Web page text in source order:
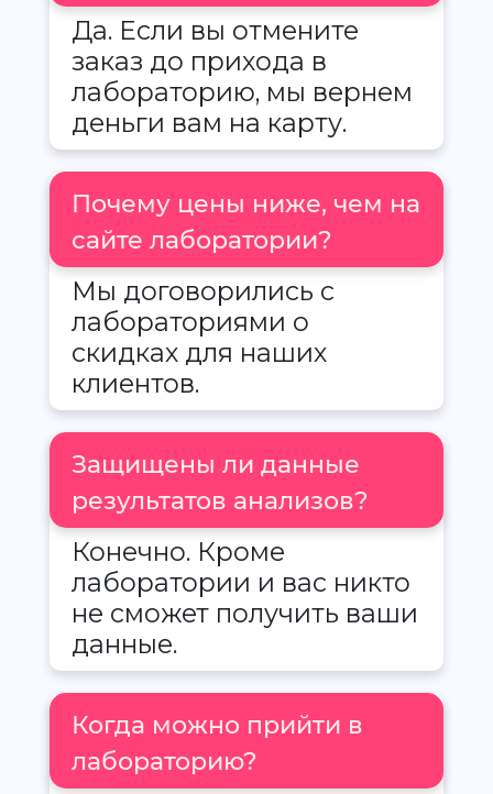
Да. Если вы отмените
заказ до прихода в
лабораторию, мы вернем
деньги вам на карту.
Почему цены ниже, чем на
сайте лаборатории?
Мы договорились с
лабораториями о
скидках для наших
клиентов.
Защищены ли данные
результатов анализов?
Конечно. Кроме
лаборатории и вас никто
не сможет получить ваши
данные.
Когда можно прийти в
лабораторию?